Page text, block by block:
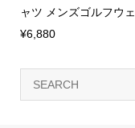
ャツ メンズゴルフウェ
¥6,880